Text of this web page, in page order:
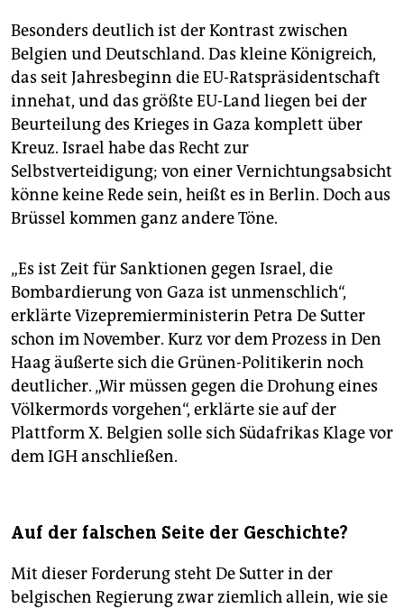
Besonders deutlich ist der Kontrast zwischen
Belgien und Deutschland. Das kleine Königreich,
das seit Jahresbeginn die EU-Ratspräsidentschaft
innehat, und das größte EU-Land liegen bei der
Beurteilung des Krieges in Gaza komplett über
Kreuz. Israel habe das Recht zur
Selbstverteidigung; von einer Vernichtungsabsicht
könne keine Rede sein, heißt es in Berlin. Doch aus
Brüssel kommen ganz andere Töne.
„Es ist Zeit für Sanktionen gegen Israel, die
Bombardierung von Gaza ist unmenschlich“,
erklärte Vizepremierministerin Petra De Sutter
schon im November. Kurz vor dem Prozess in Den
Haag äußerte sich die Grünen-Politikerin noch
deutlicher. „Wir müssen gegen die Drohung eines
Völkermords vorgehen“, erklärte sie auf der
Plattform X. Belgien solle sich Südafrikas Klage vor
dem IGH anschließen.
Auf der falschen Seite der Geschichte?
Mit dieser Forderung steht De Sutter in der
belgischen Regierung zwar ziemlich allein, wie sie